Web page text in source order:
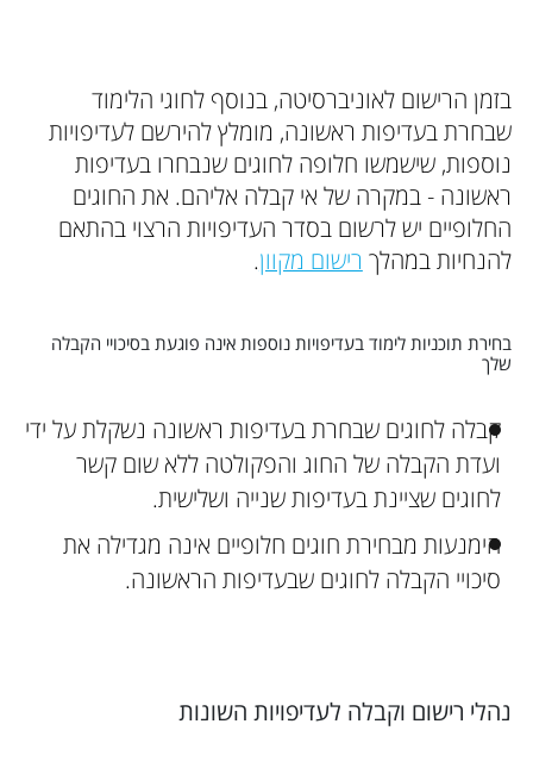
בזמן הרישום לאוניברסיטה, בנוסף לחוגי הלימוד
שבחרת בעדיפות ראשונה, מומלץ להירשם לעדיפויות
נוספות, שישמשו חלופה לחוגים שנבחרו בעדיפות
ראשונה - במקרה של אי קבלה אליהם. את החוגים
החלופיים יש לרשום בסדר העדיפויות הרצוי בהתאם
להנחיות במהלך רישום מקוון.
בחירת תוכניות לימוד בעדיפויות נוספות אינה פוגעת בסיכויי הקבלה
שלך
קבלה לחוגים שבחרת בעדיפות ראשונה נשקלת על ידי
ועדת הקבלה של החוג והפקולטה ללא שום קשר
לחוגים שציינת בעדיפות שנייה ושלישית.
הימנעות מבחירת חוגים חלופיים אינה מגדילה את
סיכויי הקבלה לחוגים שבעדיפות הראשונה.
נהלי רישום וקבלה לעדיפויות השונות